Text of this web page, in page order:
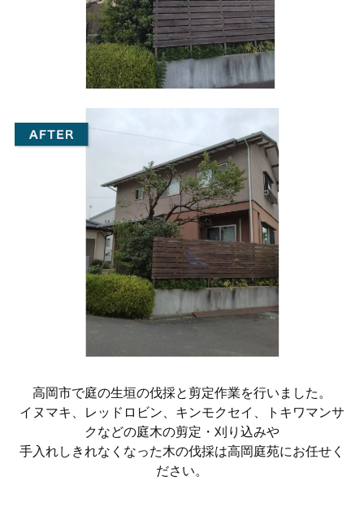
高岡市で庭の生垣の伐採と剪定作業を行いました。
イヌマキ、レッドロビン、キンモクセイ、トキワマンサ
クなどの庭木の剪定・刈り込みや
手入れしきれなくなった木の伐採は高岡庭苑にお任せく
ださい。